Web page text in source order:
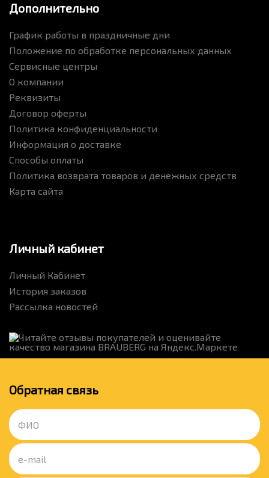
Дополнительно
График работы в праздничные дни
Положение по обработке персональных данных
Сервисные центры
О компании
Реквизиты
Договор оферты
Политика конфиденциальности
Информация о доставке
Способы оплаты
Политика возврата товаров и денежных средств
Карта сайта
Личный кабинет
Личный Кабинет
История заказов
Рассылка новостей
Обратная связь